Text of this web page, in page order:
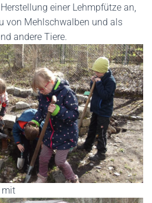
einer Lehmpfütze an,
von Mehlschwalben und als
andere Tiere.
mit